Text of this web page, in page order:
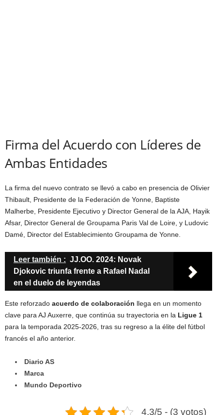
Firma del Acuerdo con Líderes de
Ambas Entidades
La firma del nuevo contrato se llevó a cabo en presencia de Olivier
Thibault, Presidente de la Federación de Yonne, Baptiste
Malherbe, Presidente Ejecutivo y Director General de la AJA, Hayik
Afsar, Director General de Groupama Paris Val de Loire, y Ludovic
Damé, Director del Establecimiento Groupama de Yonne.
Leer también : JJ.OO. 2024: Novak
Djokovic triunfa frente a Rafael Nadal
en el duelo de leyendas
Este reforzado acuerdo de colaboración llega en un momento
clave para AJ Auxerre, que continúa su trayectoria en la Ligue 1
para la temporada 2025-2026, tras su regreso a la élite del fútbol
francés el año anterior.
Diario AS
Marca
Mundo Deportivo
4.3/5 - (3 votos)